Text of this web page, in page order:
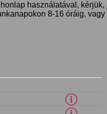
használatával,
8-16 óráig,